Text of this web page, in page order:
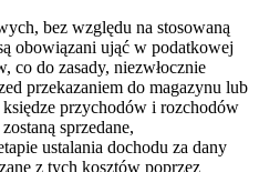
bez względu na stosowaną
obowiązani ująć w podatkowej
co do zasady, niezwłocznie
przekazaniem do magazynu lub
przychodów i rozchodów
sprzedane,
ustalania dochodu za dany
z tych kosztów poprzez